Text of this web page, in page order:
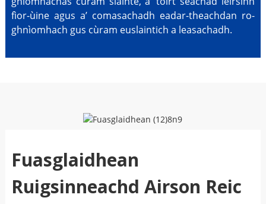
fìor-ùine agus a’ comasachadh eadar-theachdan ro-
ghnìomhach gus cùram euslaintich a leasachadh.
Fuasglaidhean
Ruigsinneachd Airson Reic